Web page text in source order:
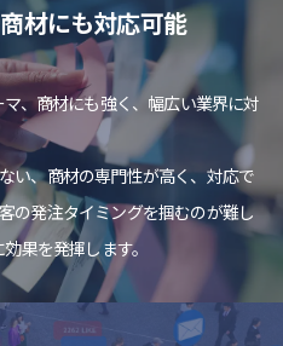
材にも対応可能
、商材にも強く、幅広い業界に対
い、商材の専門性が高く、対応で
の発注タイミングを掴むのが難し
果を発揮します。